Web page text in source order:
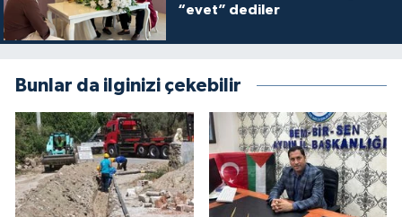
“evet” dediler
Bunlar da ilginizi çekebilir